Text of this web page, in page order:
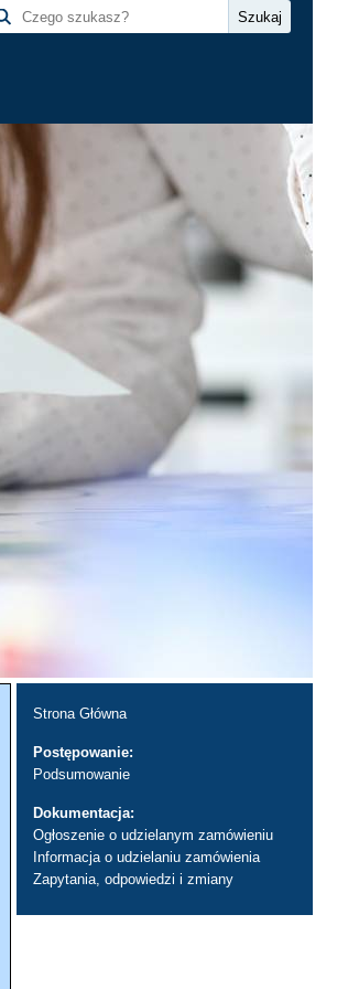
Strona Główna
Postępowanie:
Podsumowanie
Dokumentacja:
Ogłoszenie o udzielanym zamówieniu
Informacja o udzielaniu zamówienia
Zapytania, odpowiedzi i zmiany